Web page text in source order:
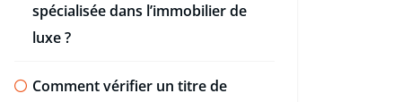
spécialisée dans l’immobilier de
luxe ?
Comment vérifier un titre de